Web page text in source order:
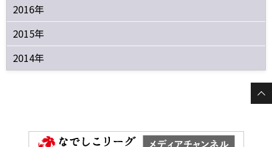
2016年
2015年
2014年